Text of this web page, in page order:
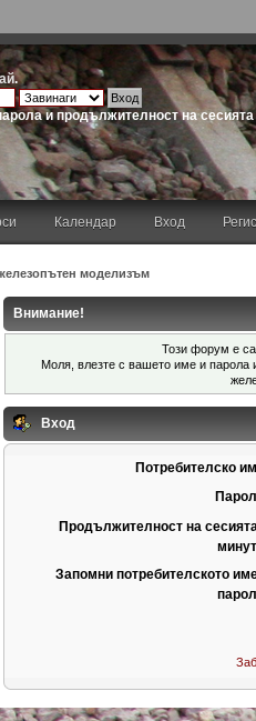
.
и продължителност на сесията
Календар Вход
моделизъм
Внимание!
Този форум е
Моля, влезте с вашето име и парола
Вход
Потребителско
Продължителност на
Запомни потребителското